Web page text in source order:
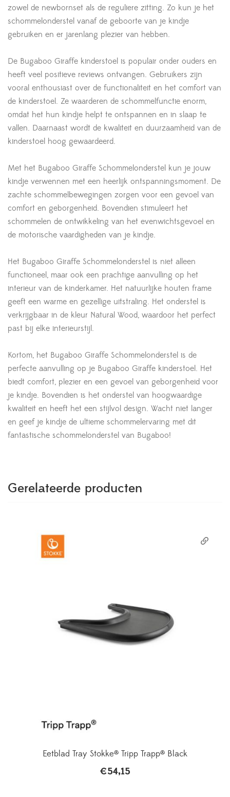
zowel de newbornset als de reguliere zitting. Zo kun je het
schommelonderstel vanaf de geboorte van je kindje
gebruiken en er jarenlang plezier van hebben.
De Bugaboo Giraffe kinderstoel is populair onder ouders en
heeft veel positieve reviews ontvangen. Gebruikers zijn
vooral enthousiast over de functionaliteit en het comfort van
de kinderstoel. Ze waarderen de schommelfunctie enorm,
omdat het hun kindje helpt te ontspannen en in slaap te
vallen. Daarnaast wordt de kwaliteit en duurzaamheid van de
kinderstoel hoog gewaardeerd.
Met het Bugaboo Giraffe Schommelonderstel kun je jouw
kindje verwennen met een heerlijk ontspanningsmoment. De
zachte schommelbewegingen zorgen voor een gevoel van
comfort en geborgenheid. Bovendien stimuleert het
schommelen de ontwikkeling van het evenwichtsgevoel en
de motorische vaardigheden van je kindje.
Het Bugaboo Giraffe Schommelonderstel is niet alleen
functioneel, maar ook een prachtige aanvulling op het
interieur van de kinderkamer. Het natuurlijke houten frame
geeft een warme en gezellige uitstraling. Het onderstel is
verkrijgbaar in de kleur Natural Wood, waardoor het perfect
past bij elke interieurstijl.
Kortom, het Bugaboo Giraffe Schommelonderstel is de
perfecte aanvulling op je Bugaboo Giraffe kinderstoel. Het
biedt comfort, plezier en een gevoel van geborgenheid voor
je kindje. Bovendien is het onderstel van hoogwaardige
kwaliteit en heeft het een stijlvol design. Wacht niet langer
en geef je kindje de ultieme schommelervaring met dit
fantastische schommelonderstel van Bugaboo!
Gerelateerde producten
Eetblad Tray Stokke® Tripp Trapp® Black
€54,15